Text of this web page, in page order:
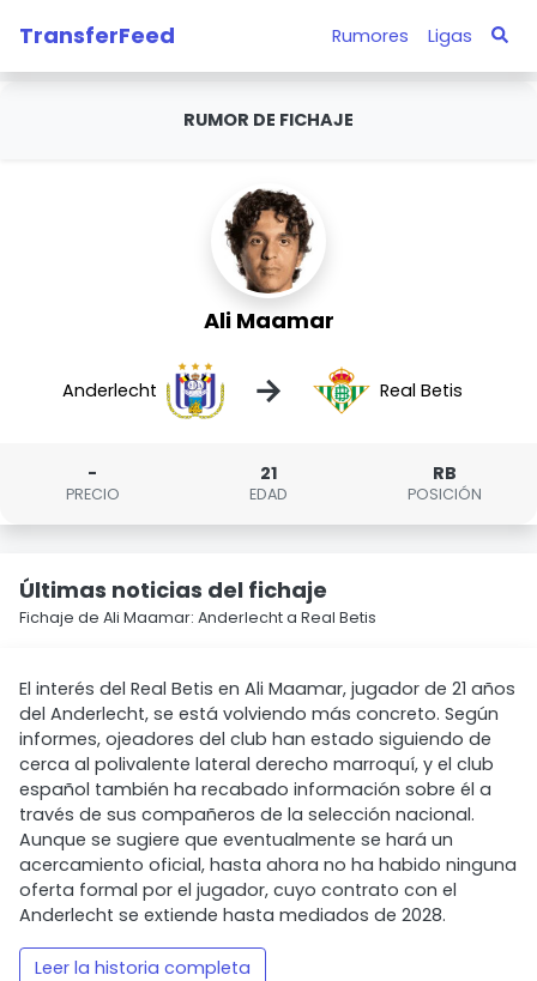
TransferFeed Rumores Ligas
RUMOR DE FICHAJE
Ali Maamar
Anderlecht → Real Betis
-
PRECIO
21
EDAD
RB
POSICIÓN
Últimas noticias del fichaje
Fichaje de Ali Maamar: Anderlecht a Real Betis
El interés del Real Betis en Ali Maamar, jugador de 21 años
del Anderlecht, se está volviendo más concreto. Según
informes, ojeadores del club han estado siguiendo de
cerca al polivalente lateral derecho marroquí, y el club
español también ha recabado información sobre él a
través de sus compañeros de la selección nacional.
Aunque se sugiere que eventualmente se hará un
acercamiento oficial, hasta ahora no ha habido ninguna
oferta formal por el jugador, cuyo contrato con el
Anderlecht se extiende hasta mediados de 2028.
Leer la historia completa